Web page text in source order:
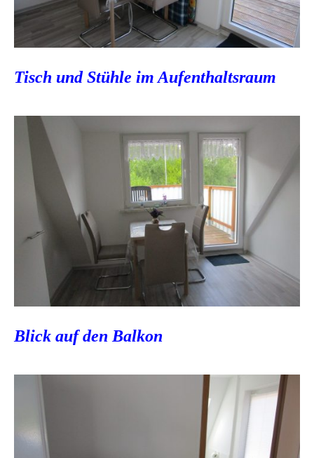
Tisch und Stühle im Aufenthaltsraum
Blick auf den Balkon